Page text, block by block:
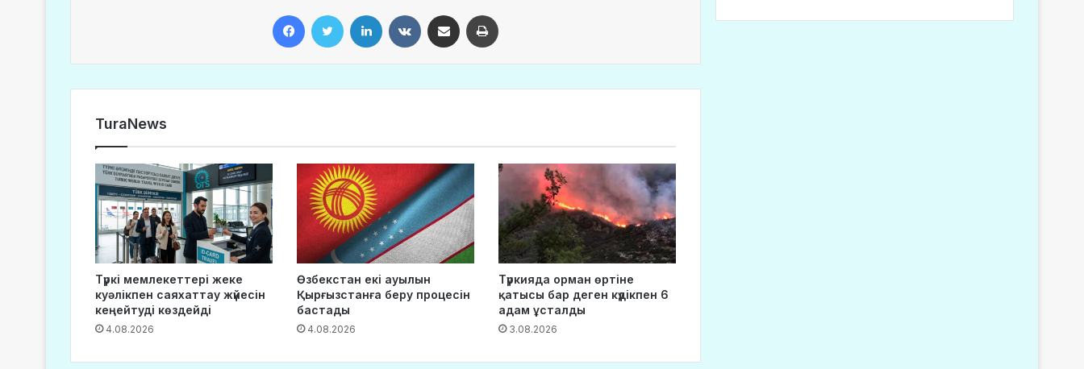
TuraNews
Түркі мемлекеттері жеке
куәлікпен саяхаттау жүйесін
кеңейтуді көздейді
4.08.2026
Өзбекстан екі ауылын
Қырғызстанға беру процесін
бастады
4.08.2026
Түркияда орман өртіне
қатысы бар деген күдікпен 6
адам ұсталды
3.08.2026